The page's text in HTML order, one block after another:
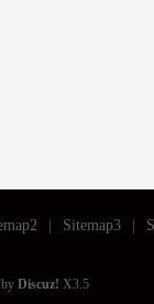
Sitemap3
Discuz! X3.5